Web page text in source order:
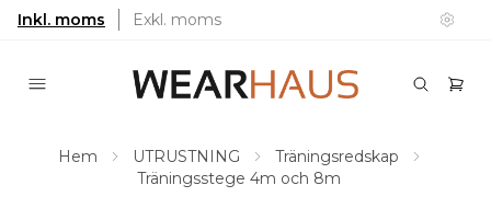
Inkl. moms Exkl. moms
Hem UTRUSTNING
Träningsredskap
Träningsstege 4m och 8m